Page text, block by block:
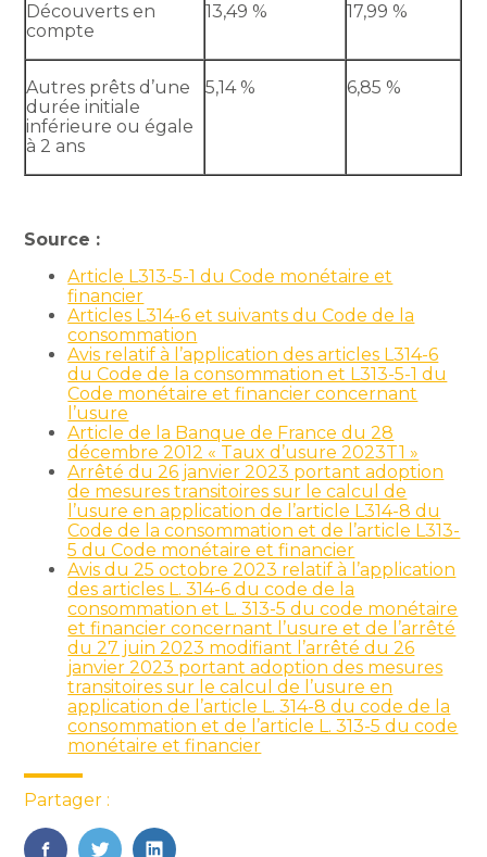
Découverts en
compte
13,49 % 17,99 %
Autres prêts d’une
durée initiale
inférieure ou égale
à 2 ans
5,14 % 6,85 %
Source :
Article L313-5-1 du Code monétaire et
financier
Articles L314-6 et suivants du Code de la
consommation
Avis relatif à l’application des articles L314-6
du Code de la consommation et L313-5-1 du
Code monétaire et financier concernant
l’usure
Article de la Banque de France du 28
décembre 2012 « Taux d’usure 2023T1 »
Arrêté du 26 janvier 2023 portant adoption
de mesures transitoires sur le calcul de
l’usure en application de l’article L314-8 du
Code de la consommation et de l’article L313-
5 du Code monétaire et financier
Avis du 25 octobre 2023 relatif à l’application
des articles L. 314-6 du code de la
consommation et L. 313-5 du code monétaire
et financier concernant l’usure et de l’arrêté
du 27 juin 2023 modifiant l’arrêté du 26
janvier 2023 portant adoption des mesures
transitoires sur le calcul de l’usure en
application de l’article L. 314-8 du code de la
consommation et de l’article L. 313-5 du code
monétaire et financier
Partager :